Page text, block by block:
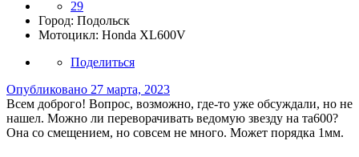
29
Город: Подольск
Мотоцикл: Honda XL600V
Поделиться
Опубликовано 27 марта, 2023
Всем доброго! Вопрос, возможно, где-то уже обсуждали, но не
нашел. Можно ли переворачивать ведомую звезду на та600?
Она со смещением, но совсем не много. Может порядка 1мм.